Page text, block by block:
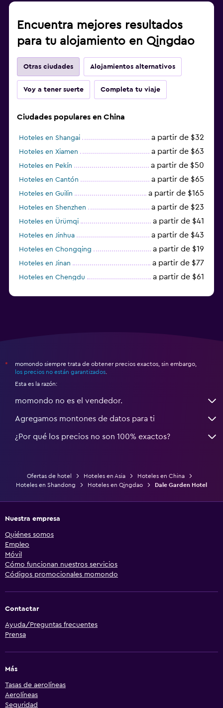
Encuentra mejores resultados
para tu alojamiento en Qingdao
Otras ciudades Alojamientos alternativos
Voy a tener suerte Completa tu viaje
Ciudades populares en China
Hoteles en Shangai a partir de $32
Hoteles en Xiamen a partir de $63
Hoteles en Pekín a partir de $50
Hoteles en Cantón a partir de $65
Hoteles en Guilin a partir de $165
Hoteles en Shenzhen a partir de $23
Hoteles en Ürümqi a partir de $41
Hoteles en Jinhua a partir de $43
Hoteles en Chongqing a partir de $19
Hoteles en Jinan a partir de $77
Hoteles en Chengdu a partir de $61
*
momondo siempre trata de obtener precios exactos, sin embargo,
los precios no están garantizados
Esta es la razón:
momondo no es el vendedor.
Agregamos montones de datos para ti
¿Por qué los precios no son 100% exactos?
Ofertas de hotel Hoteles en Asia
Hoteles en China
Hoteles en Shandong
Hoteles en Qingdao Dale Garden Hotel
Nuestra empresa
Quiénes somos
Empleo
Móvil
Cómo funcionan nuestros servicios
Códigos promocionales momondo
Contactar
Ayuda/Preguntas frecuentes
Prensa
Más
Tasas de aerolíneas
Aerolíneas
Seguridad